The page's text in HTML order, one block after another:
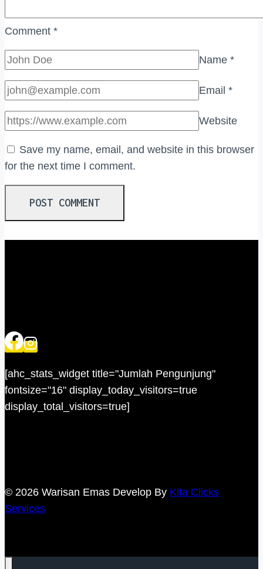
Comment *
Name *
Email *
Website
Save my name, email, and website in this browser
for the next time I comment.
[ahc_stats_widget title="Jumlah Pengunjung"
fontsize="16" display_today_visitors=true
display_total_visitors=true]
© 2026 Warisan Emas Develop By Kita Clicks
Services